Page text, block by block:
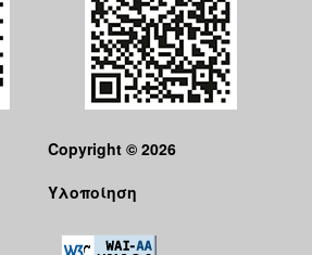
Copyright © 2026
Υλοποίηση